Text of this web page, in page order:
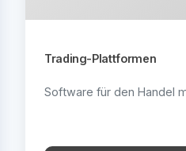
Trading-Plattformen
Software für den Handel